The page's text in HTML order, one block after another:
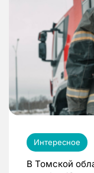
Интересное
В Томской